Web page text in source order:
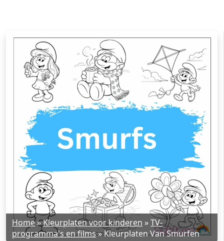
Home»Kleurplaten voor kinderen »TV-
programma's en films»Kleurplaten Van Smurfen